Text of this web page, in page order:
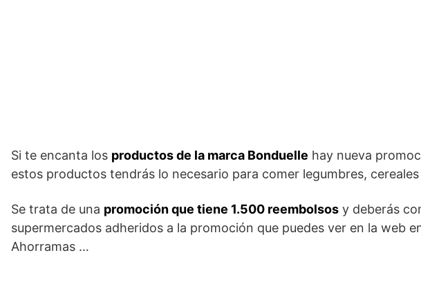
Si te encanta los productos de la marca Bonduelle hay nueva
estos productos tendrás lo necesario para comer legumbres,
Se trata de una promoción que tiene 1.500 reembolsos y deberás
supermercados adheridos a la promoción que puedes ver en la web
Ahorramas …